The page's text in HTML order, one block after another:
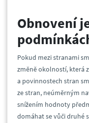
Obnovení
Pokud mezi stranami
změně okolností, která
a povinnostech stran
ze stran, neúměrným
snížením hodnoty
domáhat se vůči druhé